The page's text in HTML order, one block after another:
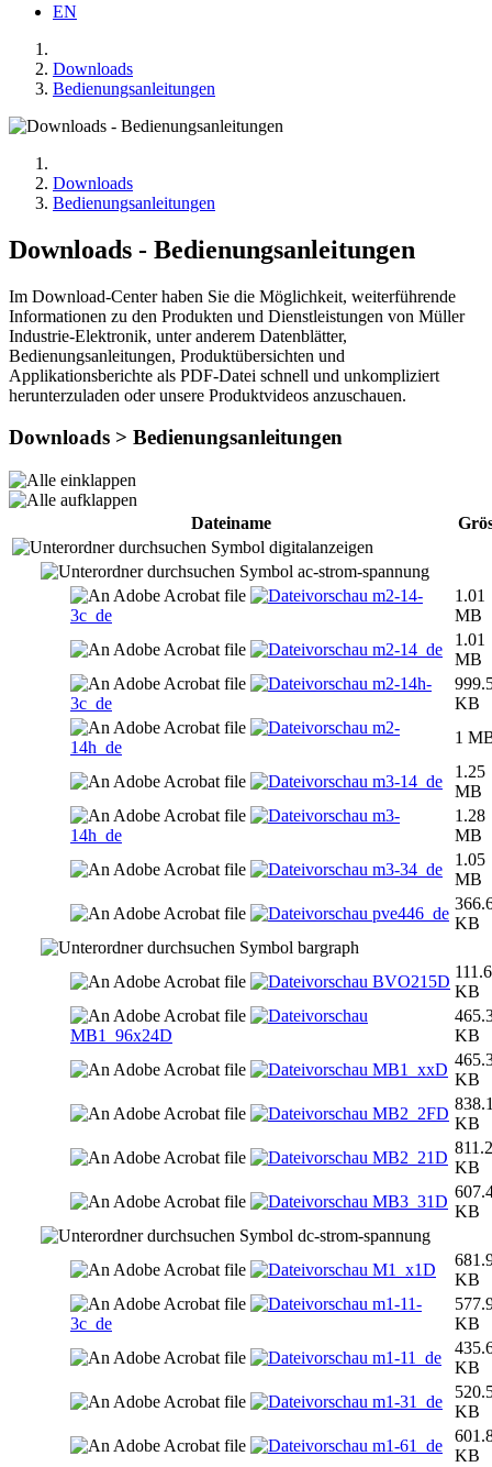
EN
Downloads
Bedienungsanleitungen
Downloads
Bedienungsanleitungen
Downloads - Bedienungsanleitungen
Im Download-Center haben Sie die Möglichkeit, weiterführende
Informationen zu den Produkten und Dienstleistungen von Müller
Industrie-Elektronik, unter anderem Datenblätter,
Bedienungsanleitungen, Produktübersichten und
Applikationsberichte als PDF-Datei schnell und unkompliziert
herunterzuladen oder unsere Produktvideos anzuschauen.
Downloads > Bedienungsanleitungen
Dateiname
digitalanzeigen
ac-strom-spannung
m2-14-
3c_de
1.01
MB
m2-14_de
1.01
MB
m2-14h-
3c_de
KB
m2-
14h_de
1
m3-14_de
1.25
MB
m3-
14h_de
1.28
MB
m3-34_de
1.05
MB
pve446_de
KB
bargraph
BVO215D
111.6
KB
MB1_96x24D
KB
MB1_xxD
KB
MB2_2FD
KB
MB2_21D
KB
MB3_31D
KB
dc-strom-spannung
M1_x1D
KB
m1-11-
3c_de
KB
m1-11_de
KB
m1-31_de
KB
m1-61_de
KB